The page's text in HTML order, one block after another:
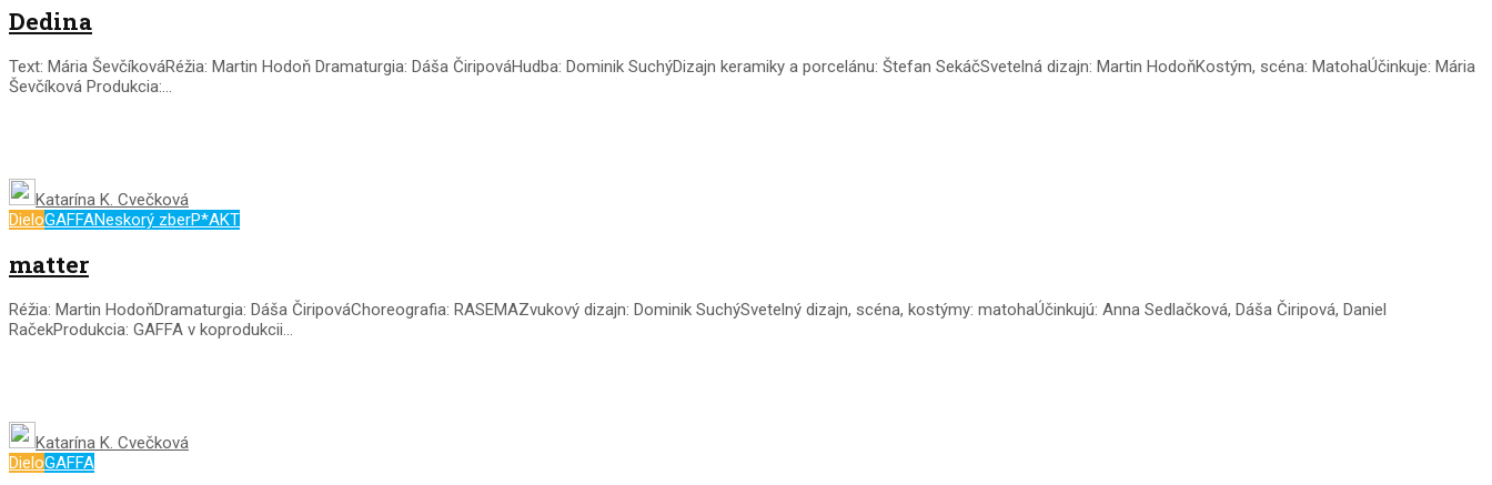
Dedina
Text: Mária ŠevčíkováRéžia: Martin Hodoň Dramaturgia: Dáša ČiripováHudba: Dominik SuchýDizajn keramiky a porcelánu: Štefan SekáčSvetelná dizajn: Martin HodoňKostým, scéna: MatohaÚčinkuje: Mária
Ševčíková Produkcia:...
Katarína K. Cvečková
DieloGAFFANeskorý zberP*AKT
matter
Réžia: Martin HodoňDramaturgia: Dáša ČiripováChoreografia: RASEMAZvukový dizajn: Dominik SuchýSvetelný dizajn, scéna, kostýmy: matohaÚčinkujú: Anna Sedlačková, Dáša Čiripová, Daniel
RačekProdukcia: GAFFA v koprodukcii...
Katarína K. Cvečková
DieloGAFFA